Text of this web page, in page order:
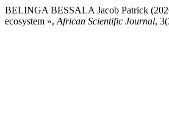
BELINGA BESSALA Jacob Patrick
ecosystem », African Scientific Journal,